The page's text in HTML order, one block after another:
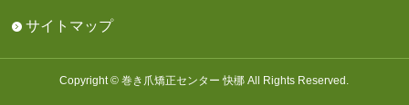
サイトマップ
Copyright © 巻き爪矯正センター 快梛 All Rights Reserved.